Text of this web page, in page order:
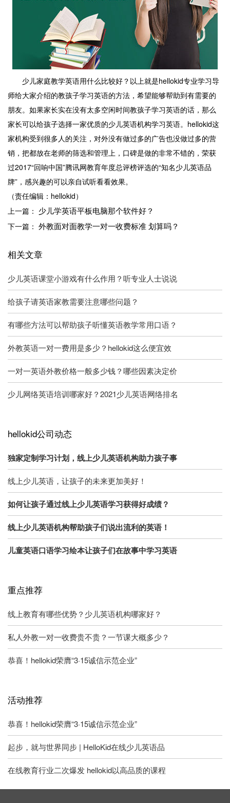
少儿家庭教学英语用什么比较好？以上就是hellokid专业学习导
师给大家介绍的教孩子学习英语的方法，希望能够帮助到有需要的
朋友。如果家长实在没有太多空闲时间教孩子学习英语的话，那么
家长可以给孩子选择一家优质的少儿英语机构学习英语。hellokid这
家机构受到很多人的关注，对外没有做过多的广告也没做过多的营
销，把都放在老师的筛选和管理上，口碑是做的非常不错的，荣获
过2017“回响中国”腾讯网教育年度总评榜评选的“知名少儿英语品
牌”，感兴趣的可以亲自试听看看效果。
（责任编辑：hellokid）
上一篇： 少儿学英语平板电脑那个软件好？
下一篇： 外教面对面教学一对一收费标准 划算吗？
相关文章
少儿英语课堂小游戏有什么作用？听专业人士说说
给孩子请英语家教需要注意哪些问题？
有哪些方法可以帮助孩子听懂英语教学常用口语？
外教英语一对一费用是多少？hellokid这么便宜效
一对一英语外教价格一般多少钱？哪些因素决定价
少儿网络英语培训哪家好？2021少儿英语网络排名
hellokid公司动态
独家定制学习计划，线上少儿英语机构助力孩子事
线上少儿英语，让孩子的未来更加美好！
如何让孩子通过线上少儿英语学习获得好成绩？
线上少儿英语机构帮助孩子们说出流利的英语！
儿童英语口语学习绘本让孩子们在故事中学习英语
重点推荐
线上教育有哪些优势？少儿英语机构哪家好？
私人外教一对一收费贵不贵？一节课大概多少？
恭喜！hellokid荣膺“3·15诚信示范企业”
活动推荐
恭喜！hellokid荣膺“3·15诚信示范企业”
起步，就与世界同步 | HelloKid在线少儿英语品
在线教育行业二次爆发 hellokid以高品质的课程